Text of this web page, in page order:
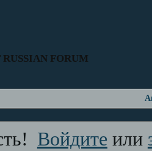
FORUM
Войдите или